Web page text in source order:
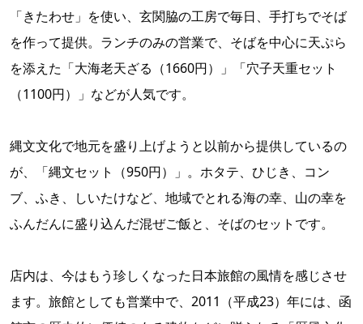
「きたわせ」を使い、玄関脇の工房で毎日、手打ちでそば
を作って提供。ランチのみの営業で、そばを中心に天ぷら
を添えた「大海老天ざる（1660円）」「穴子天重セット
（1100円）」などが人気です。
縄文文化で地元を盛り上げようと以前から提供しているの
が、「縄文セット（950円）」。ホタテ、ひじき、コン
ブ、ふき、しいたけなど、地域でとれる海の幸、山の幸を
ふんだんに盛り込んだ混ぜご飯と、そばのセットです。
店内は、今はもう珍しくなった日本旅館の風情を感じさせ
ます。旅館としても営業中で、2011（平成23）年には、函